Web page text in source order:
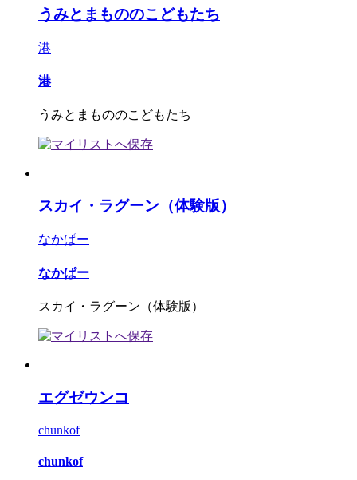
うみとまもののこどもたち
港
港
うみとまもののこどもたち
スカイ・ラグーン（体験版）
なかぱー
なかぱー
スカイ・ラグーン（体験版）
エグゼウンコ
chunkof
chunkof